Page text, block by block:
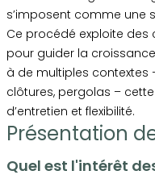
s’imposent comme une
Ce procédé exploite des
pour guider la
à de multiples contextes
clôtures, pergolas –
d’entretien et flexibilité.
Présentation
Quel est l'intérêt